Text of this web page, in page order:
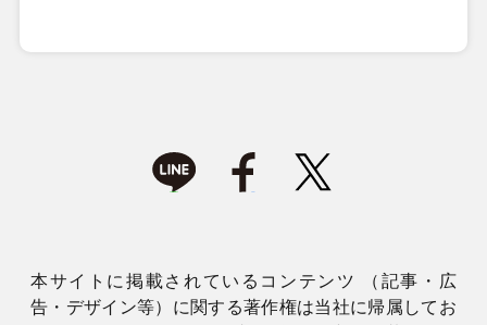
本サイトに掲載されているコンテンツ （記事・広
告・デザイン等）に関する著作権は当社に帰属してお